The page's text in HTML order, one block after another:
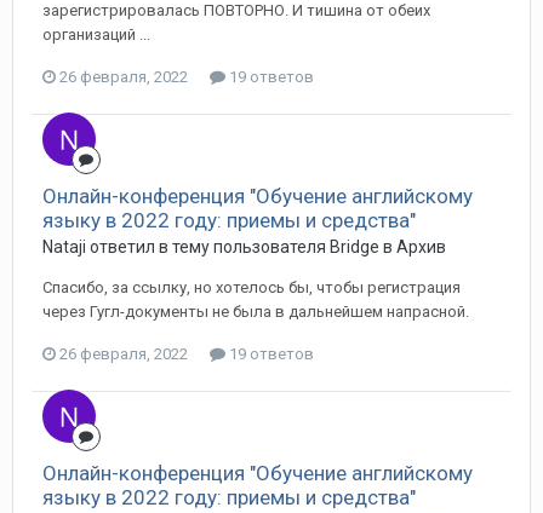
зарегистрировалась ПОВТОРНО. И тишина от обеих
организаций ...
26 февраля, 2022 19 ответов
Онлайн-конференция "Обучение английскому
языку в 2022 году: приемы и средства"
Nataji ответил в тему пользователя Bridge в Архив
Спасибо, за ссылку, но хотелось бы, чтобы регистрация
через Гугл-документы не была в дальнейшем напрасной.
26 февраля, 2022 19 ответов
Онлайн-конференция "Обучение английскому
языку в 2022 году: приемы и средства"